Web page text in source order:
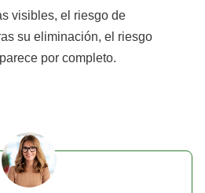
visibles, el riesgo de
su eliminación, el riesgo
por completo.